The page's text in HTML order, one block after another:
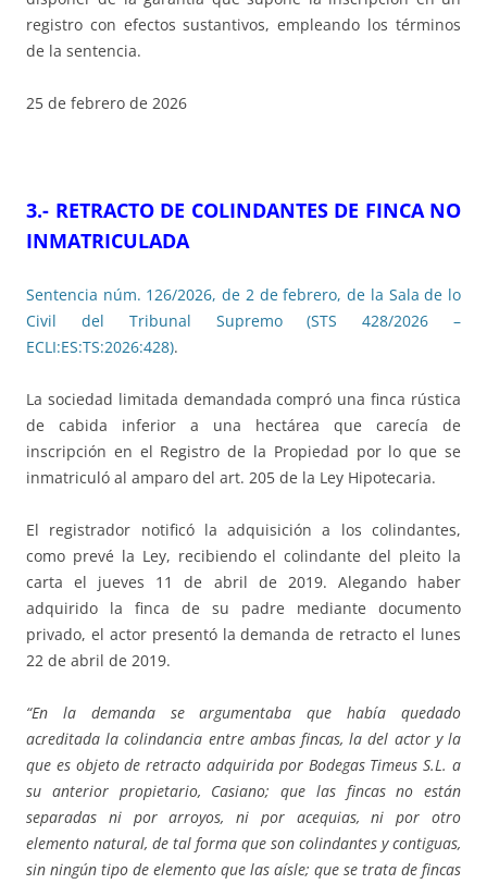
registro con efectos sustantivos, empleando los términos
de la sentencia.
25 de febrero de 2026
3.- RETRACTO DE COLINDANTES DE FINCA NO
INMATRICULADA
Sentencia núm. 126/2026, de 2 de febrero, de la Sala de lo
Civil del Tribunal Supremo (STS 428/2026 –
ECLI:ES:TS:2026:428).
La sociedad limitada demandada compró una finca rústica
de cabida inferior a una hectárea que carecía de
inscripción en el Registro de la Propiedad por lo que se
inmatriculó al amparo del art. 205 de la Ley Hipotecaria.
El registrador notificó la adquisición a los colindantes,
como prevé la Ley, recibiendo el colindante del pleito la
carta el jueves 11 de abril de 2019. Alegando haber
adquirido la finca de su padre mediante documento
privado, el actor presentó la demanda de retracto el lunes
22 de abril de 2019.
“En la demanda se argumentaba que había quedado
acreditada la colindancia entre ambas fincas, la del actor y la
que es objeto de retracto adquirida por Bodegas Timeus S.L. a
su anterior propietario, Casiano; que las fincas no están
separadas ni por arroyos, ni por acequias, ni por otro
elemento natural, de tal forma que son colindantes y contiguas,
sin ningún tipo de elemento que las aísle; que se trata de fincas